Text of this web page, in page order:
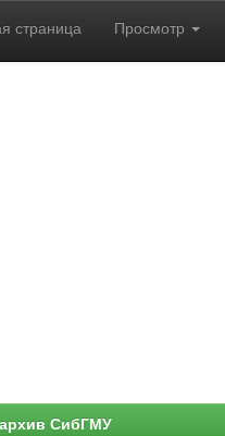
страница Просмотр
СибГМУ